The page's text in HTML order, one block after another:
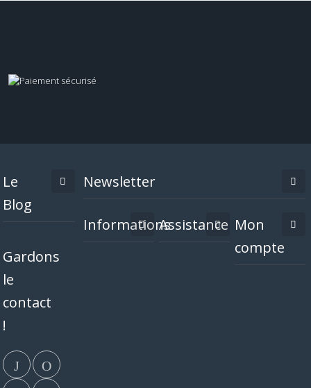
Le
Blog
Gardons
le
contact
!
Newsletter
InformationsAssistance Mon
compte